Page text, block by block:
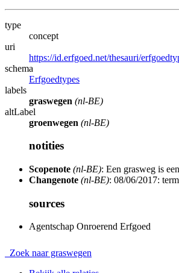
type
concept
uri
https://id.erfgoed.net/thesauri/
schema
Erfgoedtypes
labels
graswegen (nl-BE)
altLabel
groenwegen (nl-BE)
notities
Scopenote (nl-BE): Een grasweg is
Changenote (nl-BE): 08/06/2017:
sources
Agentschap Onroerend Erfgoed
Zoek naar graswegen